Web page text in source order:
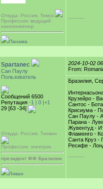
Откуда: Россия, Томск
Профессия: ведущий
наноинженер
Панама
-----------
Spartanec
Сан Паулу
Пользователь
Сообщений 6500
Репутация -1 | 0 |+1
29 [63 -34]
Откуда: Россия, Тихвин
Профессия: электрик
президент ФФ Бразилии
Ливан
2024-10-02
From:
Бразилия,
Крузейро -
Сантос -
Крисиума -
Сан Паулу -
Парана -
Жувентуд -
Фламенго -
Санта Круз -
Ресифе -
-----------